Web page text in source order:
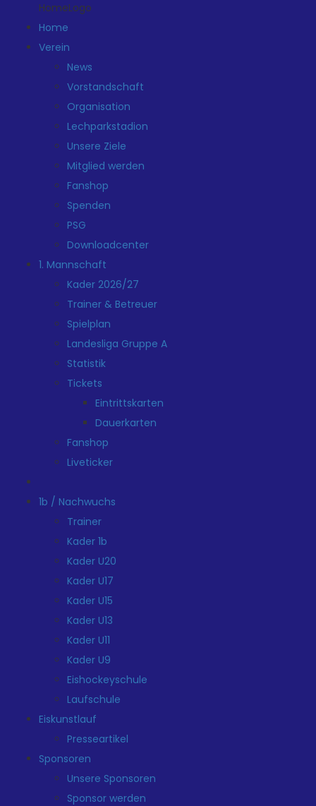
HomeLogo
Home
Verein
News
Vorstandschaft
Organisation
Lechparkstadion
Unsere Ziele
Mitglied werden
Fanshop
Spenden
PSG
Downloadcenter
1. Mannschaft
Kader 2026/27
Trainer & Betreuer
Spielplan
Landesliga Gruppe A
Statistik
Tickets
Eintrittskarten
Dauerkarten
Fanshop
Liveticker
1b / Nachwuchs
Trainer
Kader 1b
Kader U20
Kader U17
Kader U15
Kader U13
Kader U11
Kader U9
Eishockeyschule
Laufschule
Eiskunstlauf
Presseartikel
Sponsoren
Unsere Sponsoren
Sponsor werden